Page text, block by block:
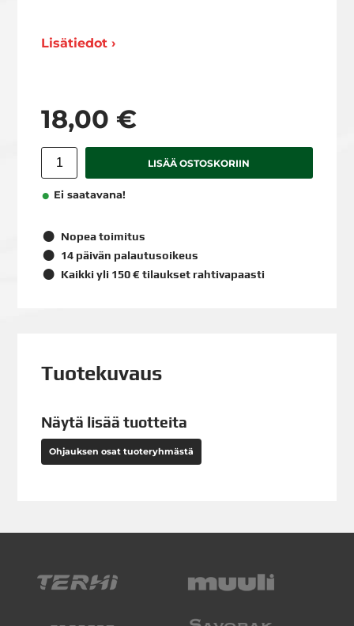
Lisätiedot ›
18,00 €
LISÄÄ OSTOSKORIIN
Ei saatavana!
Nopea toimitus
14 päivän palautusoikeus
Kaikki yli 150 € tilaukset rahtivapaasti
Tuotekuvaus
Näytä lisää tuotteita
Ohjauksen osat tuoteryhmästä